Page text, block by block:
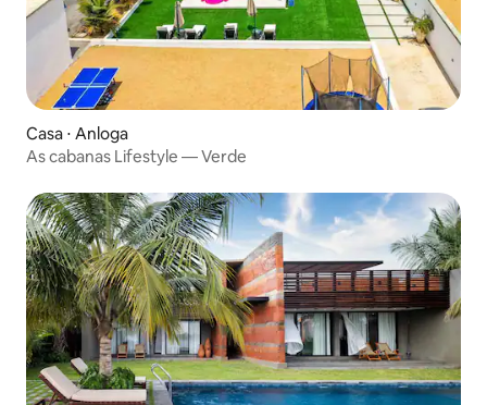
Casa ⋅ Anloga
As cabanas Lifestyle — Verde